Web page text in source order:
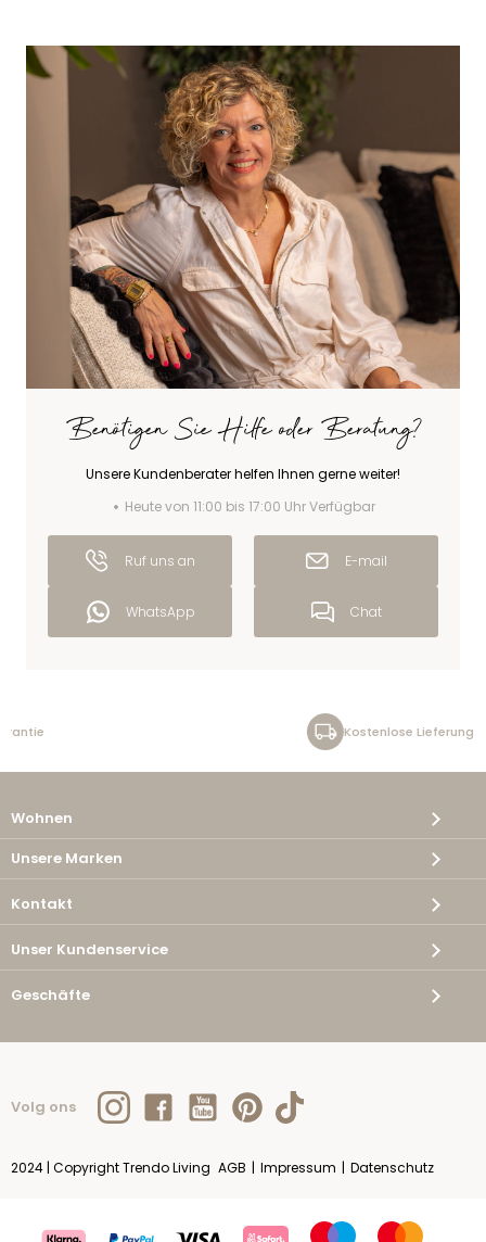
Benötigen Sie Hilfe oder Beratung?
Unsere Kundenberater helfen Ihnen gerne weiter!
Heute von 11:00 bis 17:00 Uhr Verfügbar
Ruf uns an E-mail
WhatsApp Chat
Kostenlose Lieferung
Wohnen
Unsere Marken
Kontakt
Unser Kundenservice
Geschäfte
Volg ons
2024 | Copyright Trendo Living AGB | Impressum | Datenschutz